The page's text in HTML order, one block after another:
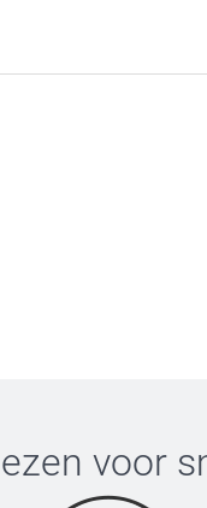
Bedankt voor je
voor